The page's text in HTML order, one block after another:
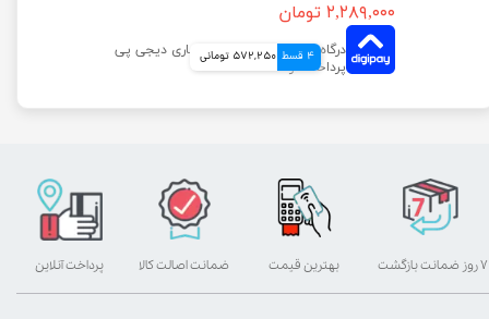
۲,۲۸۹,۰۰۰ تومان
4 قسط 572,250 تومانی
بهترین قیمت پرداخت آنلاین ۷ روز ضمانت بازگشت ضمانت اصالت کالا